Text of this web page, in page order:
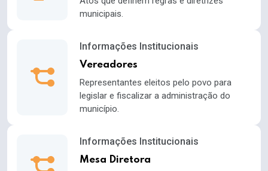
municipais.
Informações Institucionais
Vereadores
Representantes eleitos pelo povo para
legislar e fiscalizar a administração do
município.
Informações Institucionais
Mesa Diretora